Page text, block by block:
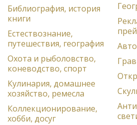
Библиография, история
книги
Естествознание,
путешествия, география
Охота и рыболовство,
коневодство, спорт
Кулинария, домашнее
хозяйство, ремесла
Коллекционирование,
хобби, досуг